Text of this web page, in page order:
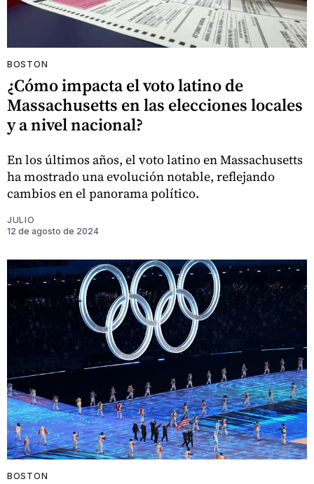
BOSTON
¿Cómo impacta el voto latino de
Massachusetts en las elecciones locales
y a nivel nacional?
En los últimos años, el voto latino en Massachusetts
ha mostrado una evolución notable, reflejando
cambios en el panorama político.
JULIO
12 de agosto de 2024
BOSTON